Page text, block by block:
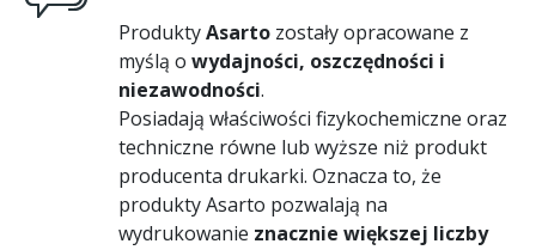
ProduktyAsarto zostały opracowane z
myślą o wydajności, oszczędności i
niezawodności.
Posiadają właściwości fizykochemiczne oraz
techniczne równe lub wyższe niż produkt
producenta drukarki. Oznacza to, że
produkty Asarto pozwalają na
wydrukowanie znacznie większej liczby